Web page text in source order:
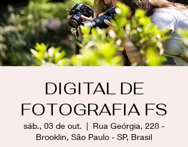
DIGITAL DE
FOTOGRAFIA FS
sáb., 03 de out.
  |
Rua Geórgia, 228 -
Brooklin, São Paulo - SP, Brasil